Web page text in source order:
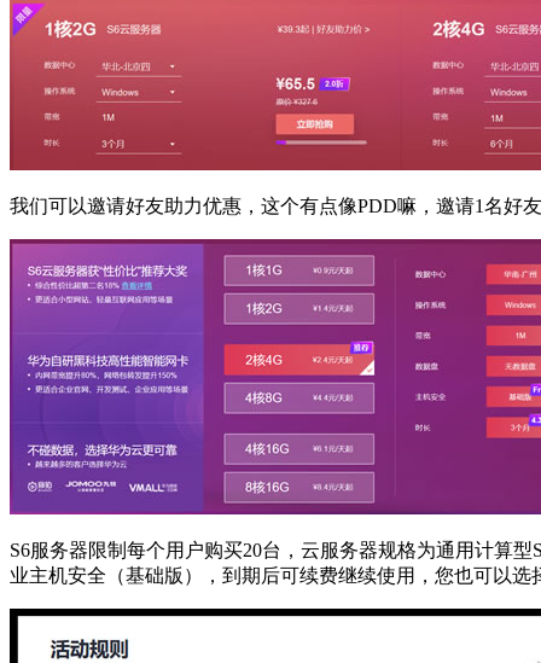
我们可以邀请好友助力优惠，这个有点像PDD嘛，邀请1名好
S6服务器限制每个用户购买20台，云服务器规格为通用计算
业主机安全（基础版），到期后可续费继续使用，您也可以选